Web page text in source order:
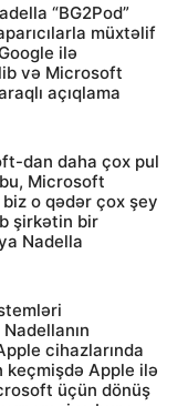
“BG2Pod”
müxtəlif
ilə
və Microsoft
açıqlama
dan daha çox pul
Microsoft
biz o qədər çox şey
şirkətin bir
Nadella
cihazlarında
keçmişdə Apple ilə
üçün dönüş